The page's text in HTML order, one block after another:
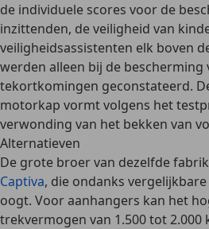
de individuele scores voor de
inzittenden, de veiligheid van
veiligheidsassistenten elk boven
werden alleen bij de
tekortkomingen geconstateerd.
motorkap vormt volgens het
verwonding van het bekken van
Alternatieven
De grote broer van dezelfde
Captiva, die ondanks
oogt. Voor aanhangers kan het
trekvermogen van 1.500 tot